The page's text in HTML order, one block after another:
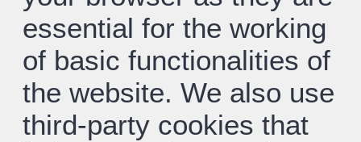
essential for the working
of basic functionalities of
the website. We also use
third-party cookies that